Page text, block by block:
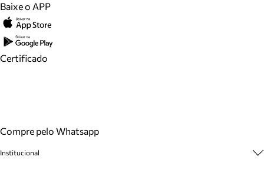
Baixe o APP
Certificado
Compre pelo Whatsapp
Institucional